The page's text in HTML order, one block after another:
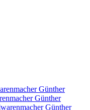
Günther
Günther
Günther